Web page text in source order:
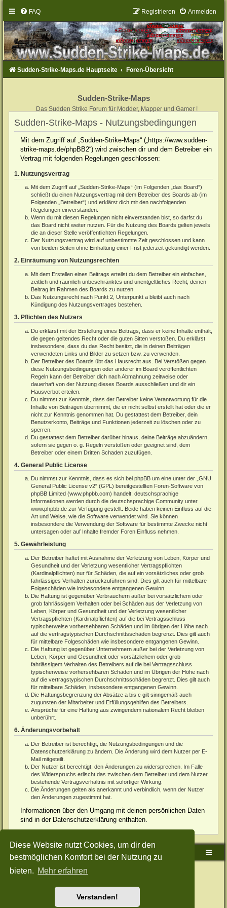
Diese Website nutzt Cookies, um dir den
bestmöglichen Komfort bei der Nutzung zu
bieten. Mehr erfahren
Verstanden!
FAQ Anmelden
Registrieren
Sudden-Strike-Maps.de Hauptseite Foren-Übersicht
Sudden-Strike-Maps
Das Sudden Strike Forum für Modder, Mapper und Gamer !
Sudden-Strike-Maps - Nutzungsbedingungen
Mit dem Zugriff auf „Sudden-Strike-Maps“ („https://www.sudden-
strike-maps.de/phpBB2“) wird zwischen dir und dem Betreiber ein
Vertrag mit folgenden Regelungen geschlossen:
1. Nutzungsvertrag
Mit dem Zugriff auf „Sudden-Strike-Maps“ (im Folgenden „das Board“)
schließt du einen Nutzungsvertrag mit dem Betreiber des Boards ab (im
Folgenden „Betreiber“) und erklärst dich mit den nachfolgenden
Regelungen einverstanden.
Wenn du mit diesen Regelungen nicht einverstanden bist, so darfst du
das Board nicht weiter nutzen. Für die Nutzung des Boards gelten jeweils
die an dieser Stelle veröffentlichten Regelungen.
Der Nutzungsvertrag wird auf unbestimmte Zeit geschlossen und kann
von beiden Seiten ohne Einhaltung einer Frist jederzeit gekündigt werden.
2. Einräumung von Nutzungsrechten
Mit dem Erstellen eines Beitrags erteilst du dem Betreiber ein einfaches,
zeitlich und räumlich unbeschränktes und unentgeltliches Recht, deinen
Beitrag im Rahmen des Boards zu nutzen.
Das Nutzungsrecht nach Punkt 2, Unterpunkt a bleibt auch nach
Kündigung des Nutzungsvertrages bestehen.
3. Pflichten des Nutzers
Du erklärst mit der Erstellung eines Beitrags, dass er keine Inhalte enthält,
die gegen geltendes Recht oder die guten Sitten verstoßen. Du erklärst
insbesondere, dass du das Recht besitzt, die in deinen Beiträgen
verwendeten Links und Bilder zu setzen bzw. zu verwenden.
Der Betreiber des Boards übt das Hausrecht aus. Bei Verstößen gegen
diese Nutzungsbedingungen oder anderer im Board veröffentlichten
Regeln kann der Betreiber dich nach Abmahnung zeitweise oder
dauerhaft von der Nutzung dieses Boards ausschließen und dir ein
Hausverbot erteilen.
Du nimmst zur Kenntnis, dass der Betreiber keine Verantwortung für die
Inhalte von Beiträgen übernimmt, die er nicht selbst erstellt hat oder die er
nicht zur Kenntnis genommen hat. Du gestattest dem Betreiber, dein
Benutzerkonto, Beiträge und Funktionen jederzeit zu löschen oder zu
sperren.
Du gestattest dem Betreiber darüber hinaus, deine Beiträge abzuändern,
sofern sie gegen o. g. Regeln verstoßen oder geeignet sind, dem
Betreiber oder einem Dritten Schaden zuzufügen.
4. General Public License
Du nimmst zur Kenntnis, dass es sich bei phpBB um eine unter der „GNU
General Public License v2“ (GPL) bereitgestellten Foren-Software von
phpBB Limited (www.phpbb.com) handelt; deutschsprachige
Informationen werden durch die deutschsprachige Community unter
www.phpbb.de zur Verfügung gestellt. Beide haben keinen Einfluss auf die
Art und Weise, wie die Software verwendet wird. Sie können
insbesondere die Verwendung der Software für bestimmte Zwecke nicht
untersagen oder auf Inhalte fremder Foren Einfluss nehmen.
5. Gewährleistung
Der Betreiber haftet mit Ausnahme der Verletzung von Leben, Körper und
Gesundheit und der Verletzung wesentlicher Vertragspflichten
(Kardinalpflichten) nur für Schäden, die auf ein vorsätzliches oder grob
fahrlässiges Verhalten zurückzuführen sind. Dies gilt auch für mittelbare
Folgeschäden wie insbesondere entgangenen Gewinn.
Die Haftung ist gegenüber Verbrauchern außer bei vorsätzlichem oder
grob fahrlässigem Verhalten oder bei Schäden aus der Verletzung von
Leben, Körper und Gesundheit und der Verletzung wesentlicher
Vertragspflichten (Kardinalpflichten) auf die bei Vertragsschluss
typischerweise vorhersehbaren Schäden und im übrigen der Höhe nach
auf die vertragstypischen Durchschnittsschäden begrenzt. Dies gilt auch
für mittelbare Folgeschäden wie insbesondere entgangenen Gewinn.
Die Haftung ist gegenüber Unternehmern außer bei der Verletzung von
Leben, Körper und Gesundheit oder vorsätzlichem oder grob
fahrlässigem Verhalten des Betreibers auf die bei Vertragsschluss
typischerweise vorhersehbaren Schäden und im Übrigen der Höhe nach
auf die vertragstypischen Durchschnittsschäden begrenzt. Dies gilt auch
für mittelbare Schäden, insbesondere entgangenen Gewinn.
Die Haftungsbegrenzung der Absätze a bis c gilt sinngemäß auch
zugunsten der Mitarbeiter und Erfüllungsgehilfen des Betreibers.
Ansprüche für eine Haftung aus zwingendem nationalem Recht bleiben
unberührt.
6. Änderungsvorbehalt
Der Betreiber ist berechtigt, die Nutzungsbedingungen und die
Datenschutzerklärung zu ändern. Die Änderung wird dem Nutzer per E-
Mail mitgeteilt.
Der Nutzer ist berechtigt, den Änderungen zu widersprechen. Im Falle
des Widerspruchs erlischt das zwischen dem Betreiber und dem Nutzer
bestehende Vertragsverhältnis mit sofortiger Wirkung.
Die Änderungen gelten als anerkannt und verbindlich, wenn der Nutzer
den Änderungen zugestimmt hat.
Informationen über den Umgang mit deinen persönlichen Daten
sind in der Datenschutzerklärung enthalten.
Sudden-Strike-Maps.de Hauptseite Foren-Übersicht
Powered byphpBB® Forum Software © phpBB Limited
Style: Green-Style-Split by Joyce&LunaphpBB-Style-Design
Nutzungsbedingungen